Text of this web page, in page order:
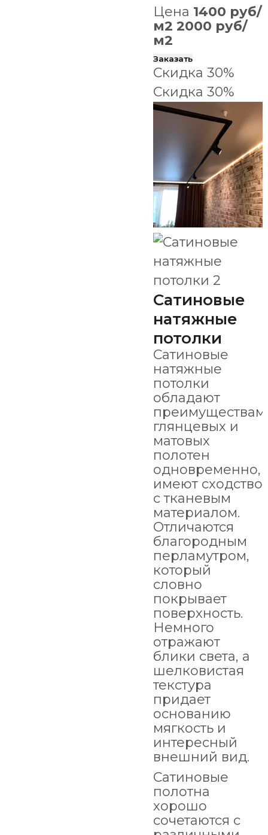
Цена 1400 руб/
м2 2000 руб/
м2
Заказать
Скидка 30%
Скидка 30%
Сатиновые
натяжные
потолки
Сатиновые
натяжные
потолки
обладают
глянцевых и
матовых
полотен
одновременно,
имеют сходство
с тканевым
материалом.
Отличаются
благородным
перламутром,
который
словно
покрывает
поверхность.
Немного
отражают
блики света, а
шелковистая
текстура
придает
основанию
мягкость и
интересный
внешний вид.
Сатиновые
полотна
хорошо
сочетаются с